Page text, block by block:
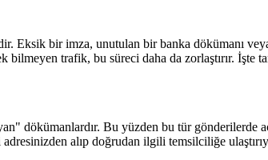
Eksik bir imza, unutulan bir banka dökümanı
bilmeyen trafik, bu süreci daha da zorlaştırır.
dökümanlardır. Bu yüzden bu tür
alıp doğrudan ilgili temsilciliğe